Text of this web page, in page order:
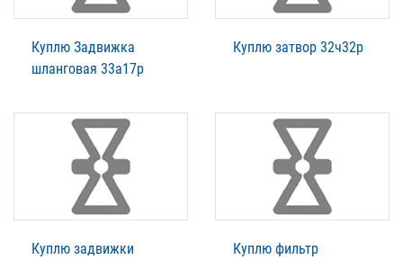
Куплю Задвижка
шланговая 33а17р
Куплю затвор 32ч32р
Куплю задвижки
Куплю фильтр